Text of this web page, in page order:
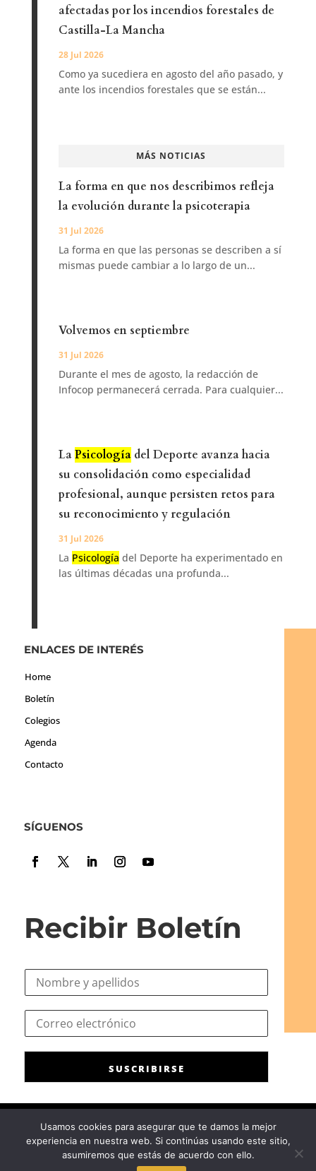
afectadas por los incendios forestales de
Castilla-La Mancha
28 Jul 2026
Como ya sucediera en agosto del año pasado, y
ante los incendios forestales que se están...
MÁS NOTICIAS
La forma en que nos describimos refleja
la evolución durante la psicoterapia
31 Jul 2026
La forma en que las personas se describen a sí
mismas puede cambiar a lo largo de un...
Volvemos en septiembre
31 Jul 2026
Durante el mes de agosto, la redacción de
Infocop permanecerá cerrada. Para cualquier...
LaPsicologíadel Deporte avanza hacia
su consolidación como especialidad
profesional, aunque persisten retos para
su reconocimiento y regulación
31 Jul 2026
La Psicología del Deporte ha experimentado en
las últimas décadas una profunda...
ENLACES DE INTERÉS
Home
Boletín
Colegios
Agenda
Contacto
SÍGUENOS
Recibir Boletín
N
r
e
e
c
r
n
c
C
o
e
c
SUSCRIBIRSE
Consejo General de la Psicología de España|Privacidad|Aviso
Legal| Política de cookies
Usamos cookies para asegurar que te damos la mejor
experiencia en nuestra web. Si continúas usando este sitio,
asumiremos que estás de acuerdo con ello.